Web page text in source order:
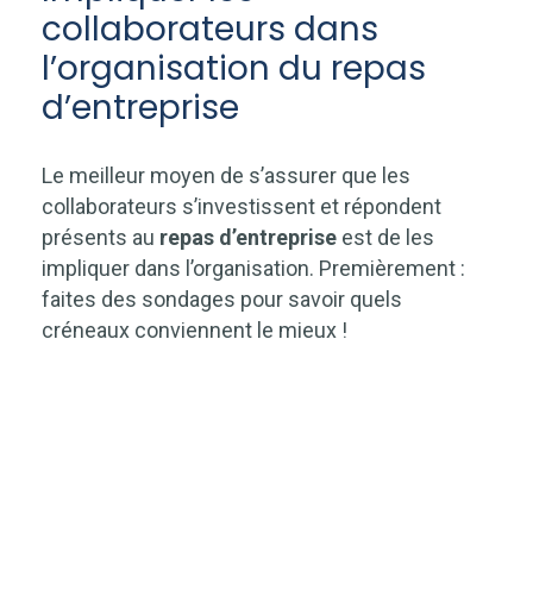
collaborateurs dans
l’organisation du repas
d’entreprise
Le meilleur moyen de s’assurer que les
collaborateurs s’investissent et répondent
présents au repas d’entreprise est de les
impliquer dans l’organisation. Premièrement :
faites des sondages pour savoir quels
créneaux conviennent le mieux !